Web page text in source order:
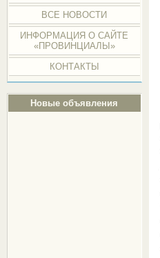
ВСЕ НОВОСТИ
ИНФОРМАЦИЯ О САЙТЕ
«ПРОВИНЦИАЛЫ»
КОНТАКТЫ
Новые объявления